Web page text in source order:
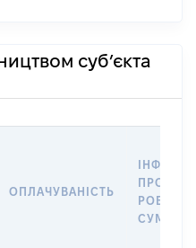
суб’єкта
ОПЛАЧУВАНІСТЬ
ПРО
РОБОТИ